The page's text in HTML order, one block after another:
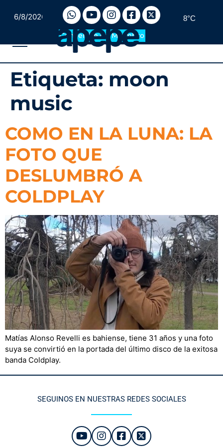
6/8/2026 8°C
Convertite en Miembro
Etiqueta: moon
music
COMO EN LA LUNA: LA
FOTO QUE
DESLUMBRÓ A
COLDPLAY
Matías Alonso Revelli es bahiense, tiene 31 años y una foto
suya se convirtió en la portada del último disco de la exitosa
banda Coldplay.
SEGUINOS EN NUESTRAS REDES SOCIALES